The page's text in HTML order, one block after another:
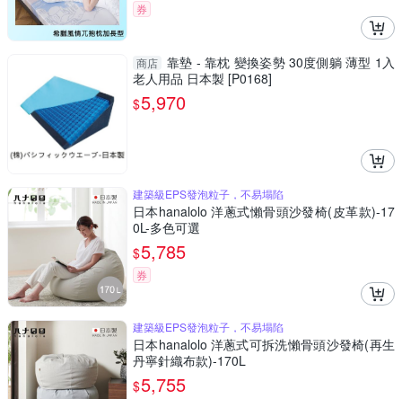
券
商店 靠墊 - 靠枕 變換姿勢 30度側躺 薄型 1入
老人用品 日本製 [P0168]
$5,970
建築級EPS發泡粒子，不易塌陷
日本hanalolo 洋蔥式懶骨頭沙發椅(皮革款)-17
0L-多色可選
$5,785
券
建築級EPS發泡粒子，不易塌陷
日本hanalolo 洋蔥式可拆洗懶骨頭沙發椅(再生
丹寧針織布款)-170L
$5,755